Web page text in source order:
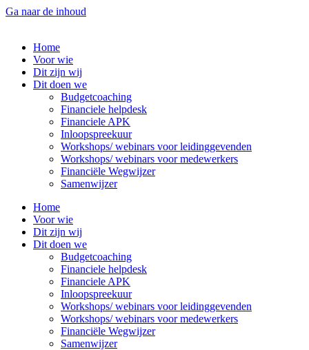
Ga naar de inhoud
Home
Voor wie
Dit zijn wij
Dit doen we
Budgetcoaching
Financiele helpdesk
Financiele APK
Inloopspreekuur
Workshops/ webinars voor leidinggevenden
Workshops/ webinars voor medewerkers
Financiële Wegwijzer
Samenwijzer
Home
Voor wie
Dit zijn wij
Dit doen we
Budgetcoaching
Financiele helpdesk
Financiele APK
Inloopspreekuur
Workshops/ webinars voor leidinggevenden
Workshops/ webinars voor medewerkers
Financiële Wegwijzer
Samenwijzer